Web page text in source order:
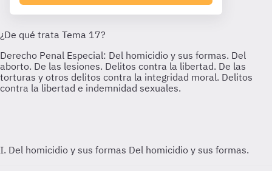
I. Del homicidio y sus formas Del homicidio y sus formas.